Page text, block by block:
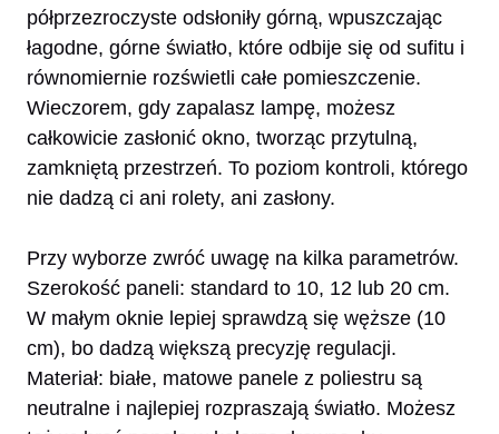
półprzezroczyste odsłoniły górną, wpuszczając
łagodne, górne światło, które odbije się od sufitu i
równomiernie rozświetli całe pomieszczenie.
Wieczorem, gdy zapalasz lampę, możesz
całkowicie zasłonić okno, tworząc przytulną,
zamkniętą przestrzeń. To poziom kontroli, którego
nie dadzą ci ani rolety, ani zasłony.
Przy wyborze zwróć uwagę na kilka parametrów.
Szerokość paneli: standard to 10, 12 lub 20 cm.
W małym oknie lepiej sprawdzą się węższe (10
cm), bo dadzą większą precyzję regulacji.
Materiał: białe, matowe panele z poliestru są
neutralne i najlepiej rozpraszają światło. Możesz